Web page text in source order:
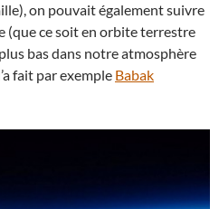
on pouvait également suivre
(que ce soit en orbite terrestre
bas dans notre atmosphère
fait par exemple Babak